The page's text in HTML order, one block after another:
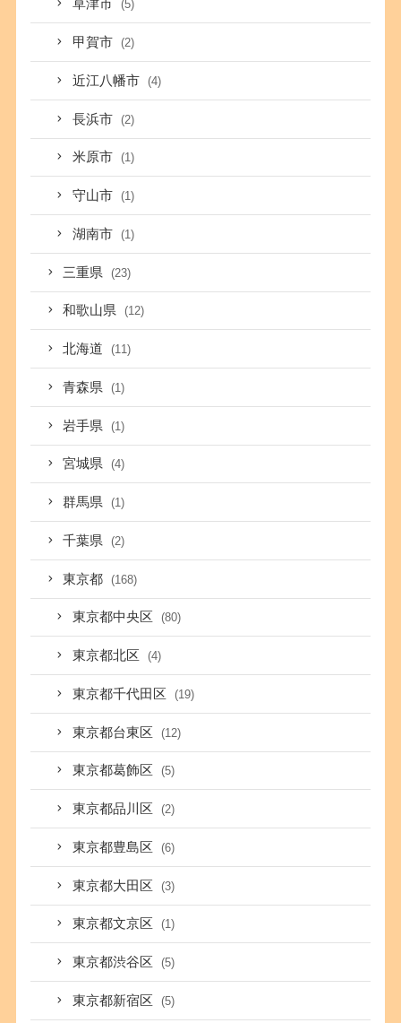
草津市 (5)
甲賀市 (2)
近江八幡市 (4)
長浜市 (2)
米原市 (1)
守山市 (1)
湖南市 (1)
三重県 (23)
和歌山県 (12)
北海道 (11)
青森県 (1)
岩手県 (1)
宮城県 (4)
群馬県 (1)
千葉県 (2)
東京都 (168)
東京都中央区 (80)
東京都北区 (4)
東京都千代田区 (19)
東京都台東区 (12)
東京都葛飾区 (5)
東京都品川区 (2)
東京都豊島区 (6)
東京都大田区 (3)
東京都文京区 (1)
東京都渋谷区 (5)
東京都新宿区 (5)